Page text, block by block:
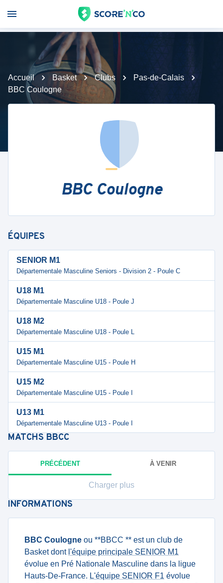
Accueil Basket Clubs
Pas-de-Calais
BBC Coulogne
BBC Coulogne
ÉQUIPES
SENIOR M1
Départementale Masculine Seniors - Division 2 - Poule C
U18 M1
Départementale Masculine U18 - Poule J
U18 M2
Départementale Masculine U18 - Poule L
U15 M1
Départementale Masculine U15 - Poule H
U15 M2
Départementale Masculine U15 - Poule I
U13 M1
Départementale Masculine U13 - Poule I
MATCHS BBCC
PRÉCÉDENT À VENIR
Charger plus
INFORMATIONS
BBC Coulogne ou **BBCC ** est un club de
Basket dont l'équipe principale SENIOR M1
évolue en Pré Nationale Masculine dans la ligue
Hauts-De-France. L'équipe SENIOR F1 évolue